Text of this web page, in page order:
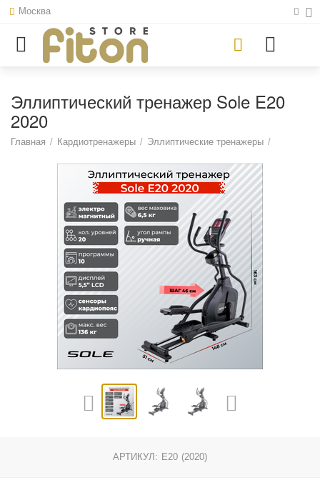
Москва
Эллиптический тренажер Sole E20
2020
Главная / Кардиотренажеры / Эллиптические тренажеры /
АРТИКУЛ: E20 (2020)